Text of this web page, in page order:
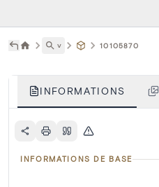
˅ 10105870
INFORMATIONS
INFORMATIONS DE BASE